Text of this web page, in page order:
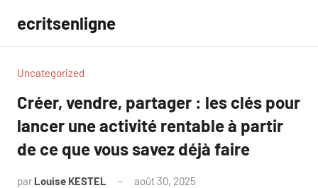
contenu
ecritsenligne
Uncategorized
Créer, vendre, partager : les clés pour
lancer une activité rentable à partir
de ce que vous savez déjà faire
par Louise KESTEL août 30, 2025